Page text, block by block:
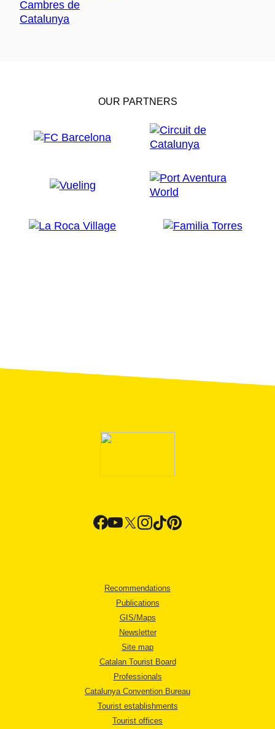
OUR PARTNERS
Recommendations
Publications
GIS/Maps
Newsletter
Site map
Catalan Tourist Board
Professionals
Catalunya Convention Bureau
Tourist establishments
Tourist offices